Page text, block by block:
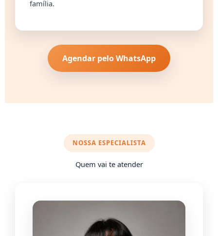
família.
Agendar pelo WhatsApp
NOSSA ESPECIALISTA
Quem vai te atender